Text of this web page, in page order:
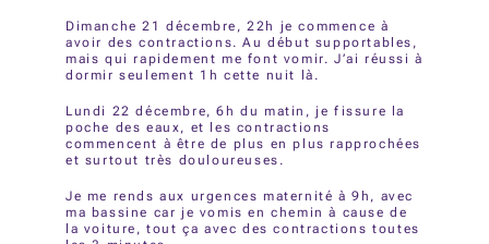
Dimanche 21 décembre, 22h je commence à
avoir des contractions. Au début supportables,
mais qui rapidement me font vomir. J’ai réussi à
dormir seulement 1h cette nuit là.
Lundi 22 décembre, 6h du matin, je fissure la
poche des eaux, et les contractions
commencent à être de plus en plus rapprochées
et surtout très douloureuses.
Je me rends aux urgences maternité à 9h, avec
ma bassine car je vomis en chemin à cause de
la voiture, tout ça avec des contractions toutes